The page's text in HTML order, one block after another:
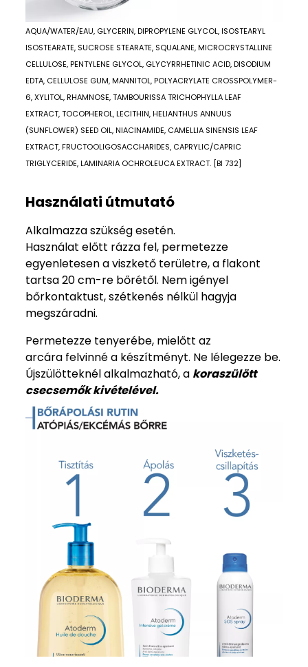
AQUA/WATER/EAU, GLYCERIN, DIPROPYLENE GLYCOL, ISOSTEARYL
ISOSTEARATE, SUCROSE STEARATE, SQUALANE, MICROCRYSTALLINE
CELLULOSE, PENTYLENE GLYCOL, GLYCYRRHETINIC ACID, DISODIUM
EDTA, CELLULOSE GUM, MANNITOL, POLYACRYLATE CROSSPOLYMER-
6, XYLITOL, RHAMNOSE, TAMBOURISSA TRICHOPHYLLA LEAF
EXTRACT, TOCOPHEROL, LECITHIN, HELIANTHUS ANNUUS
(SUNFLOWER) SEED OIL, NIACINAMIDE, CAMELLIA SINENSIS LEAF
EXTRACT, FRUCTOOLIGOSACCHARIDES, CAPRYLIC/CAPRIC
TRIGLYCERIDE, LAMINARIA OCHROLEUCA EXTRACT. [BI 732]
Használati útmutató
Alkalmazza szükség esetén.
Használat előtt rázza fel, permetezze
egyenletesen a viszkető területre, a flakont
tartsa 20 cm-re bőrétől. Nem igényel
bőrkontaktust, szétkenés nélkül hagyja
megszáradni.
Permetezze tenyerébe, mielőtt az
arcára felvinné a készítményt. Ne lélegezze be.
Újszülötteknél alkalmazható, a koraszülött
csecsemők kivételével.